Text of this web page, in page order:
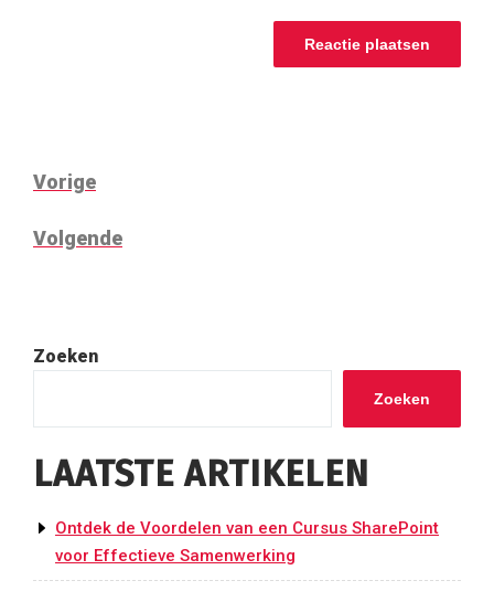
BERICHT
NAVIGATIE
Vorig
Vorige
Volgend
Volgende
Zoeken
Zoeken
LAATSTE ARTIKELEN
Ontdek de Voordelen van een Cursus SharePoint
voor Effectieve Samenwerking